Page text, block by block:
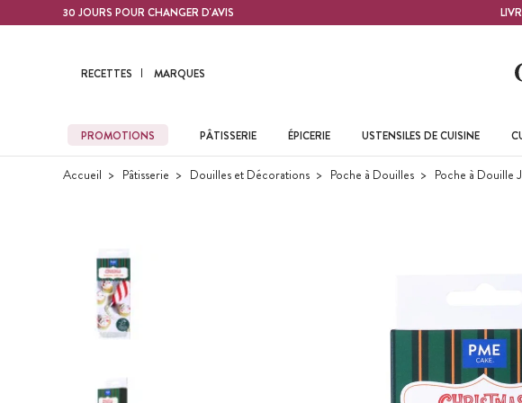
Contenu principal30 JOURS POUR CHANGER D'AVIS
RECETTES MARQUES
PROMOTIONS PÂTISSERIE ÉPICERIE USTENSILES DE CUISINE
Accueil Pâtisserie Douilles et Décorations Poche à Douilles Poche à Douille